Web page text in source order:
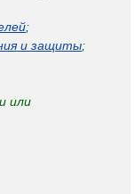
;
и защиты;
или